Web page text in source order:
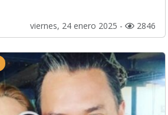
viernes, 24 enero 2025 - 2846